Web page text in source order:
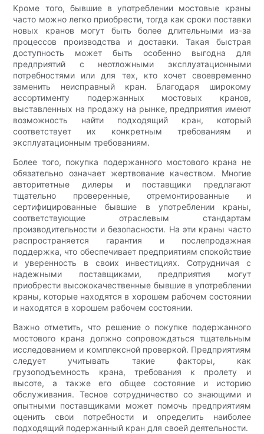
Кроме того, бывшие в употреблении мостовые краны
часто можно легко приобрести, тогда как сроки поставки
новых кранов могут быть более длительными из-за
процессов производства и доставки. Такая быстрая
доступность может быть особенно выгодна для
предприятий с неотложными эксплуатационными
потребностями или для тех, кто хочет своевременно
заменить неисправный кран. Благодаря широкому
ассортименту подержанных мостовых кранов,
выставленных на продажу на рынке, предприятия имеют
возможность найти подходящий кран, который
соответствует их конкретным требованиям и
эксплуатационным требованиям.
Более того, покупка подержанного мостового крана не
обязательно означает жертвование качеством. Многие
авторитетные дилеры и поставщики предлагают
тщательно проверенные, отремонтированные и
сертифицированные бывшие в употреблении краны,
соответствующие отраслевым стандартам
производительности и безопасности. На эти краны часто
распространяется гарантия и послепродажная
поддержка, что обеспечивает предприятиям спокойствие
и уверенность в своих инвестициях. Сотрудничая с
надежными поставщиками, предприятия могут
приобрести высококачественные бывшие в употреблении
краны, которые находятся в хорошем рабочем состоянии
и находятся в хорошем рабочем состоянии.
Важно отметить, что решение о покупке подержанного
мостового крана должно сопровождаться тщательным
исследованием и комплексной проверкой. Предприятиям
следует учитывать такие факторы, как
грузоподъемность крана, требования к пролету и
высоте, а также его общее состояние и историю
обслуживания. Тесное сотрудничество со знающими и
опытными поставщиками может помочь предприятиям
оценить свои потребности и определить наиболее
подходящий подержанный кран для своей деятельности.